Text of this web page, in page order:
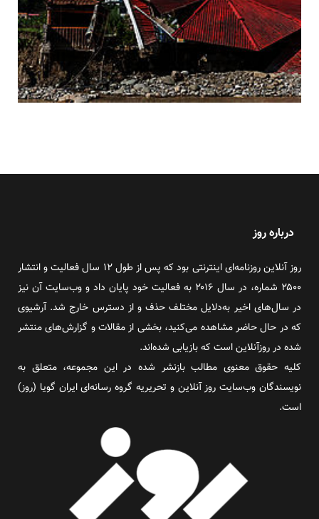
درباره روز
روز آنلاین روزنامه‌ای اینترنتی بود که پس از طول ۱۲ سال فعالیت و انتشار
۲۵۰۰ شماره، در سال ۲۰۱۶ به فعالیت خود پایان داد و وب‌سایت آن نیز
در سال‌های اخیر به‌دلایل مختلف حذف و از دسترس خارج شد. آرشیوی
که در حال حاضر مشاهده می‌کنید، بخشی از مقالات و گزارش‌های منتشر
شده در روزآنلاین است که بازیابی شده‌اند.
کلیه حقوق معنوی مطالب بازنشر شده در این مجموعه، متعلق به
نویسندگان وب‌سایت روز آنلاین و تحریریه گروه رسانه‌ای ایران گویا (روز)
است.